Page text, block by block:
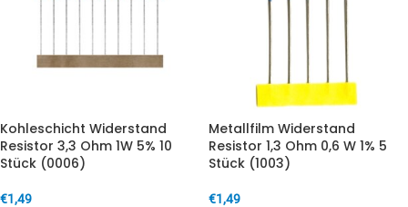
Kohleschicht Widerstand
Resistor 3,3 Ohm 1W 5% 10
Stück (0006)
€1,49
Metallfilm Widerstand
Resistor 1,3 Ohm 0,6 W 1% 5
Stück (1003)
€1,49